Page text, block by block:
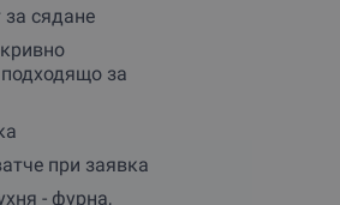
сядане
за
при заявка
- фурна,